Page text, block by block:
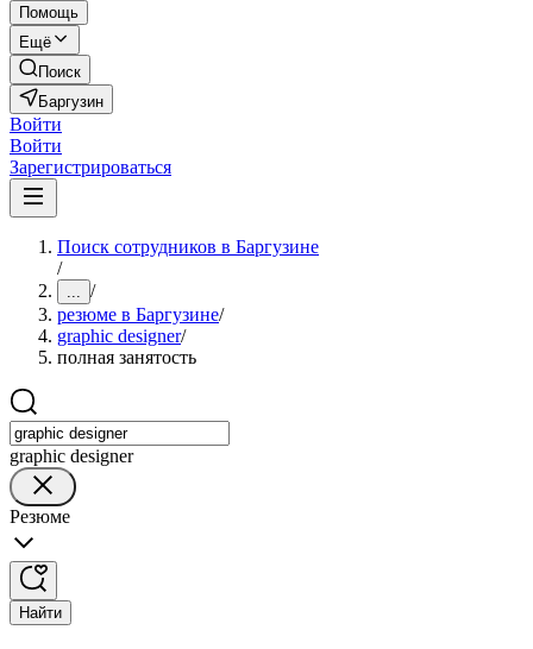
Помощь
Ещё
Поиск
Баргузин
Войти
Войти
Зарегистрироваться
Поиск сотрудников в Баргузине
/
... /
резюме в Баргузине/
graphic designer/
полная занятость
graphic designer
Резюме
Найти